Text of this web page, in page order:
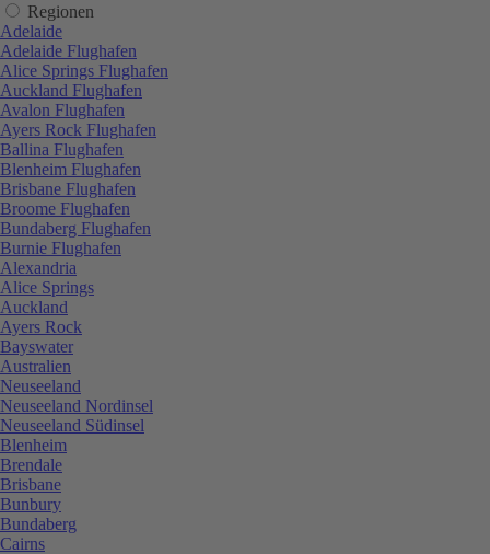
Regionen
Adelaide
Adelaide Flughafen
Alice Springs Flughafen
Auckland Flughafen
Avalon Flughafen
Ayers Rock Flughafen
Ballina Flughafen
Blenheim Flughafen
Brisbane Flughafen
Broome Flughafen
Bundaberg Flughafen
Burnie Flughafen
Alexandria
Alice Springs
Auckland
Ayers Rock
Bayswater
Australien
Neuseeland
Neuseeland Nordinsel
Neuseeland Südinsel
Blenheim
Brendale
Brisbane
Bunbury
Bundaberg
Cairns